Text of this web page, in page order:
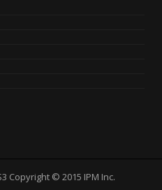
Copyright © 2015 IPM Inc.